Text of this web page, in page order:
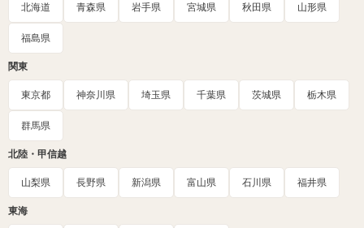
北海道 青森県 岩手県 宮城県 秋田県 山形県
福島県
関東
東京都 神奈川県 埼玉県 千葉県 茨城県 栃木県
群馬県
北陸・甲信越
山梨県 長野県 新潟県 富山県 石川県 福井県
東海